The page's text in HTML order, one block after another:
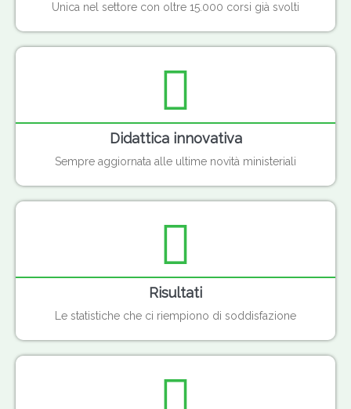
Unica nel settore con oltre 15.000 corsi già svolti
Didattica innovativa
Sempre aggiornata alle ultime novità ministeriali
Risultati
Le statistiche che ci riempiono di soddisfazione